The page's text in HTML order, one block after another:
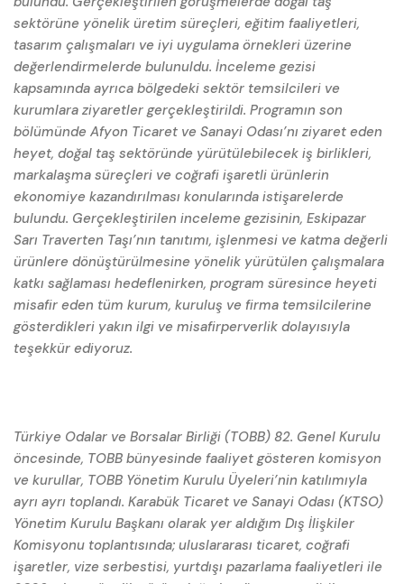
sektörüne yönelik üretim süreçleri, eğitim faaliyetleri,
tasarım çalışmaları ve iyi uygulama örnekleri üzerine
değerlendirmelerde bulunuldu. İnceleme gezisi
kapsamında ayrıca bölgedeki sektör temsilcileri ve
kurumlara ziyaretler gerçekleştirildi. Programın son
bölümünde Afyon Ticaret ve Sanayi Odası’nı ziyaret eden
heyet, doğal taş sektöründe yürütülebilecek iş birlikleri,
markalaşma süreçleri ve coğrafi işaretli ürünlerin
ekonomiye kazandırılması konularında istişarelerde
bulundu. Gerçekleştirilen inceleme gezisinin, Eskipazar
Sarı Traverten Taşı’nın tanıtımı, işlenmesi ve katma değerli
ürünlere dönüştürülmesine yönelik yürütülen çalışmalara
katkı sağlaması hedeflenirken, program süresince heyeti
misafir eden tüm kurum, kuruluş ve firma temsilcilerine
gösterdikleri yakın ilgi ve misafirperverlik dolayısıyla
teşekkür ediyoruz.
Türkiye Odalar ve Borsalar Birliği (TOBB) 82. Genel Kurulu
öncesinde, TOBB bünyesinde faaliyet gösteren komisyon
ve kurullar, TOBB Yönetim Kurulu Üyeleri’nin katılımıyla
ayrı ayrı toplandı. Karabük Ticaret ve Sanayi Odası (KTSO)
Yönetim Kurulu Başkanı olarak yer aldığım Dış İlişkiler
Komisyonu toplantısında; uluslararası ticaret, coğrafi
işaretler, vize serbestisi, yurtdışı pazarlama faaliyetleri ile